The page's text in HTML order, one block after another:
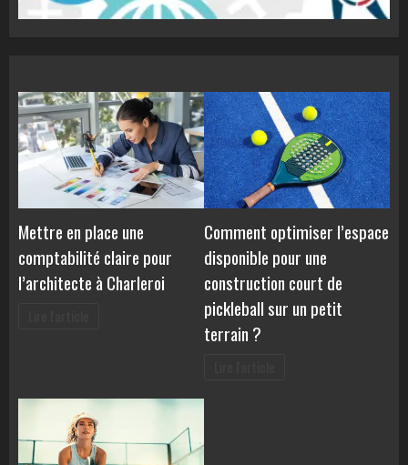
Mettre en place une
comptabilité claire pour
l’architecte à Charleroi
Comment optimiser l’espace
disponible pour une
construction court de
pickleball sur un petit
terrain ?